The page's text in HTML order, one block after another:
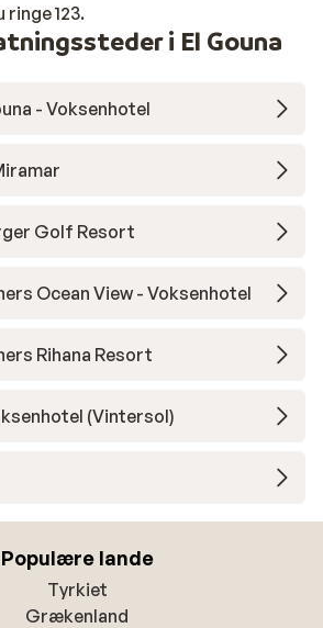
ringe 123.
i El Gouna
- Voksenhotel
Golf Resort
Ocean View - Voksenhotel
Rihana Resort
(Vintersol)
Populære lande
Tyrkiet
Grækenland